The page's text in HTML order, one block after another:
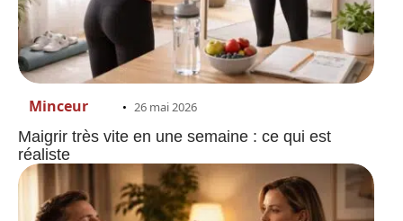
Minceur 26 mai 2026
Maigrir très vite en une semaine : ce qui est
réaliste